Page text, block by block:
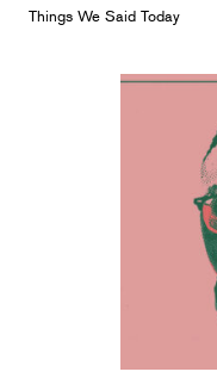
Things We Said Today